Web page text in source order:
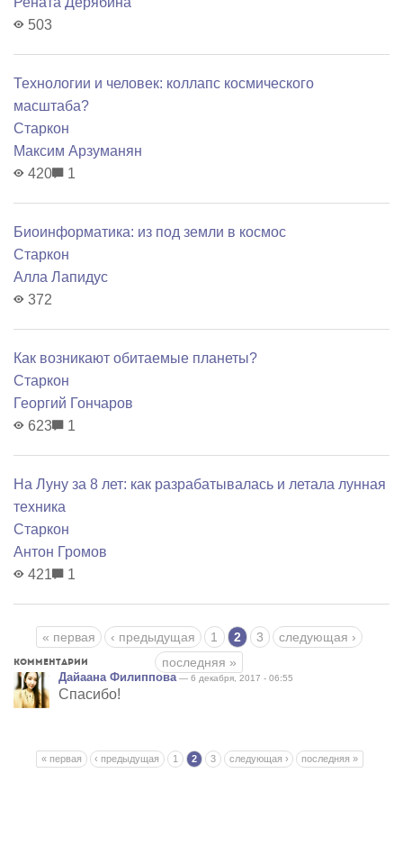
503
Технологии и человек: коллапс космического
масштаба?
Старкон
Максим Арзуманян
420
1
Биоинформатика: из под земли в космос
Старкон
Алла Лапидус
372
Как возникают обитаемые планеты?
Старкон
Георгий Гончаров
623
1
На Луну за 8 лет: как разрабатывалась и летала лунная
техника
Старкон
Антон Громов
421
1
Страницы
« первая ‹ предыдущая 1 2 3
следующая ›
последняя »
Комментарии
Дайаана Филиппова — 6 декабря, 2017 - 06:55
Спасибо!
Страницы
« первая ‹ предыдущая 1 2 3 следующая › последняя »